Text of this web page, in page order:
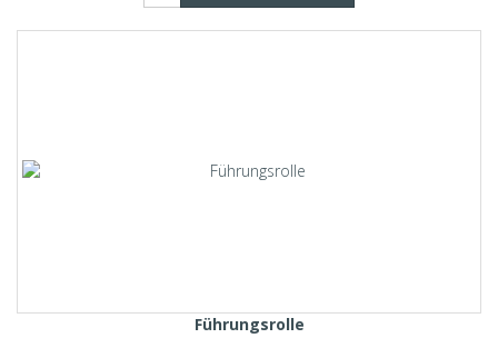
Führungsrolle